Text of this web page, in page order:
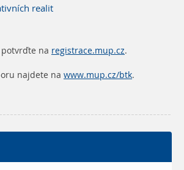
realit
na registrace.mup.cz.
najdete na www.mup.cz/btk.